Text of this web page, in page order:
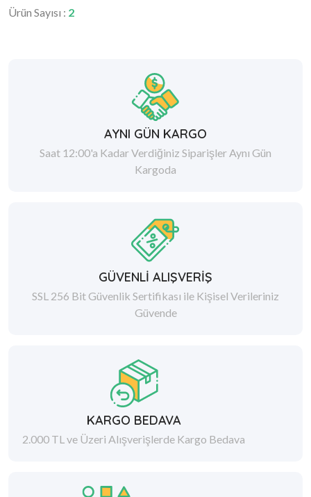
Ürün Sayısı : 2
AYNI GÜN KARGO
Saat 12:00'a Kadar Verdiğiniz Siparişler Aynı Gün
Kargoda
GÜVENLİ ALIŞVERİŞ
SSL 256 Bit Güvenlik Sertifikası ile Kişisel Verileriniz
Güvende
KARGO BEDAVA
2.000 TL ve Üzeri Alışverişlerde Kargo Bedava